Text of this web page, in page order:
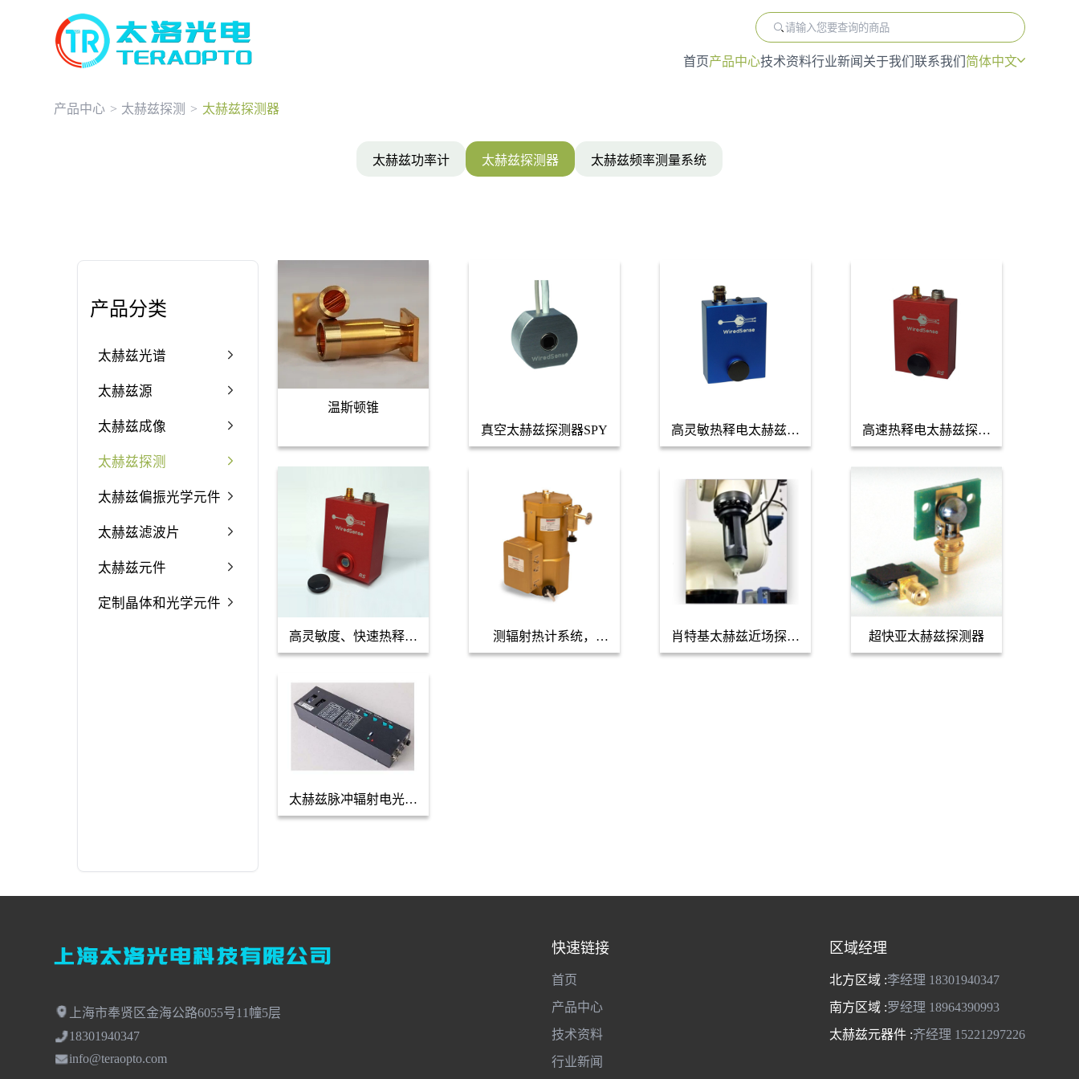
首页产品中心技术资料行业新闻 关于我们 联系我们 简体中文
产品中心 > 太赫兹探测 > 太赫兹探测器
太赫兹功率计 太赫兹探测器 太赫兹频率测量系统
产品分类
太赫兹光谱
太赫兹源
太赫兹成像
太赫兹探测
太赫兹偏振光学元件
太赫兹滤波片
太赫兹元件
定制晶体和光学元件
温斯顿锥
真空太赫兹探测器SPY
高灵敏热释电太赫兹探
测器MPY-01
高速热释电太赫兹探测
器MPY-RS
高灵敏度、快速热释电
太赫兹探测器MPY-RS2
测辐射热计系统，
bolometer太赫兹探测器
肖特基太赫兹近场探测
器，THz探测器
超快亚太赫兹探测器
太赫兹脉冲辐射电光探
测器
上海市奉贤区金海公路6055号11幢5层
18301940347
info@teraopto.com
快速链接
首页
产品中心
技术资料
行业新闻
区域经理
北方区域 :李经理 18301940347
南方区域 :罗经理 18964390993
太赫兹元器件 :齐经理 15221297226